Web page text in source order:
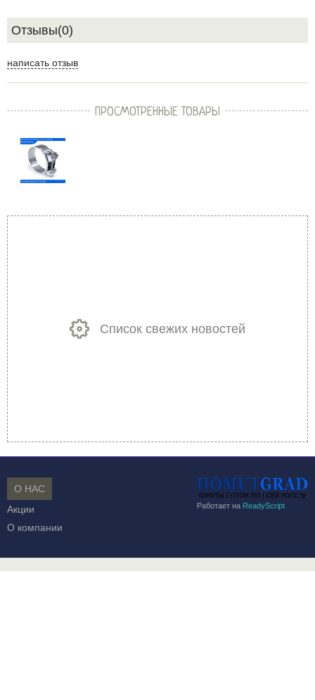
Отзывы(0)
написать отзыв
ПРОСМОТРЕННЫЕ ТОВАРЫ
Список свежих новостей
Работает на ReadyScript
О НАС
Акции
О компании